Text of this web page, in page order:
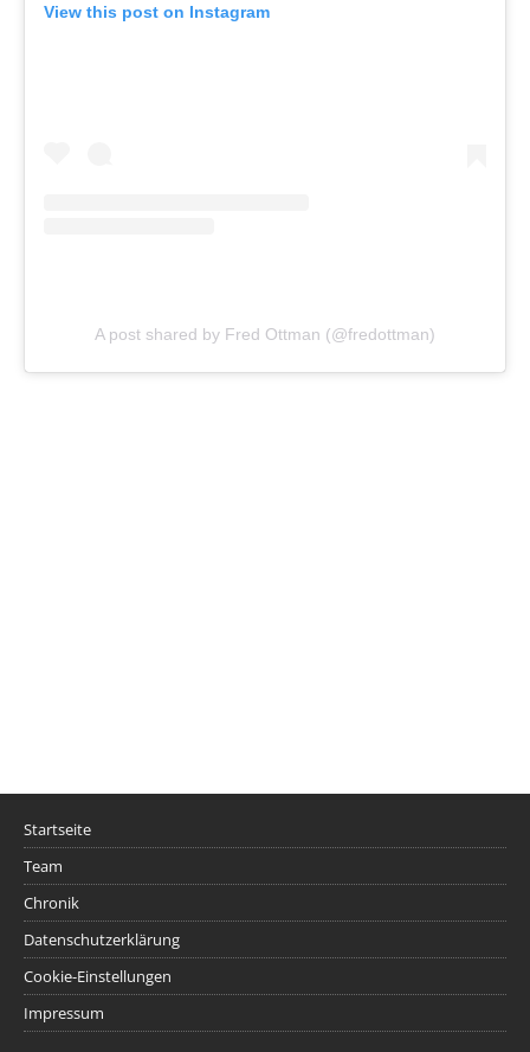
View this post on Instagram
A post shared by Fred Ottman (@fredottman)
Startseite
Team
Chronik
Datenschutzerklärung
Cookie-Einstellungen
Impressum